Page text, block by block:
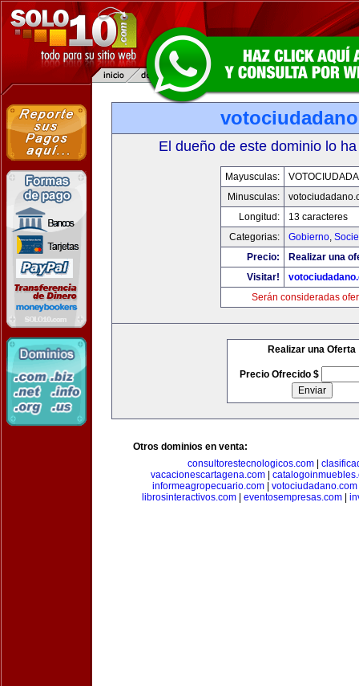
El dueño de este dominio lo
Mayusculas:
Minusculas:
Longitud:
13 caracteres
Categorias:
Gobierno,
Precio:
Realizar una
Visitar!
Serán consideradas
Realizar una Oferta
Precio Ofrecido $
Otros dominios en venta:
consultorestecnologicos.com
vacacionescartagena.com
informeagropecuario.com| votociudadano.com
librosinteractivos.com| eventosempresas.com|